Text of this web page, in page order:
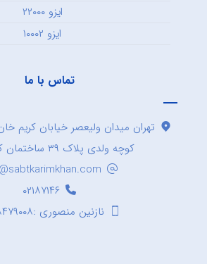
ایزو ۲۲۰۰۰
ایزو ۱۰۰۰۲
تماس با ما
تهران میدان ولیعصر خیابان کریم
کوچه ولدی پلاک ۳۹ ساختمان کریم خان
۰۲۱۸۷۱۴۶
نازنین منصوری :۰۹۱۲۸۴۷۹۰۰۸